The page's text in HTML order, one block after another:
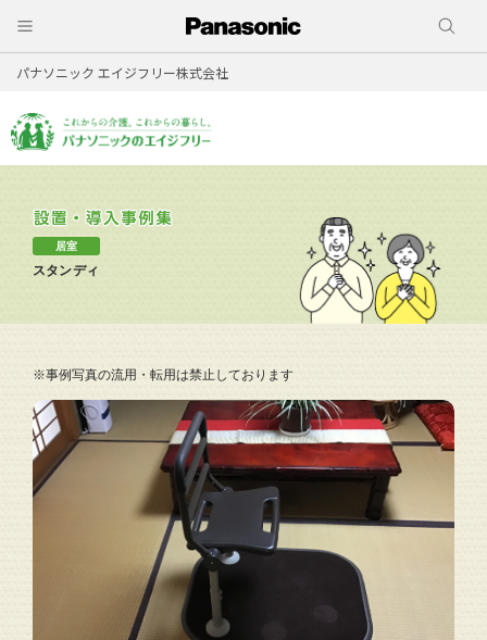
パナソニック エイジフリー株式会社
居室
スタンディ
※事例写真の流用・転用は禁止しております